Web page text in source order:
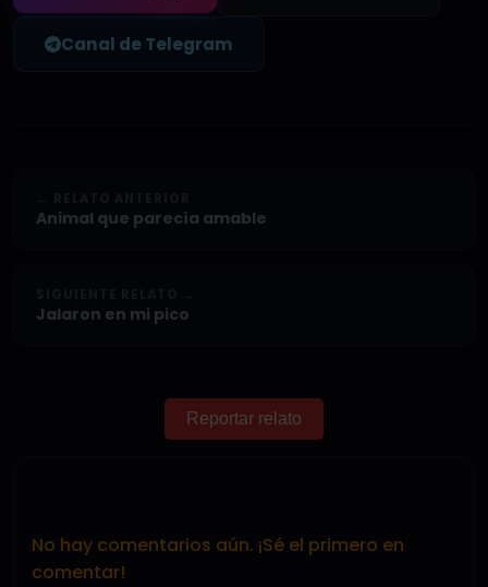
Canal de Telegram
Animal que parecía amable
Jalaron en mi pico
Reportar relato
No hay comentarios aún. ¡Sé el primero en
comentar!